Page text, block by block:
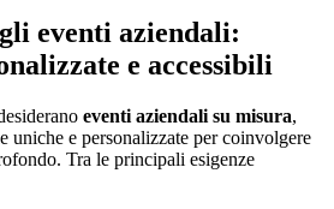
eventi aziendali:
e accessibili
eventi aziendali su misura,
uniche e personalizzate per coinvolgere
Tra le principali esigenze